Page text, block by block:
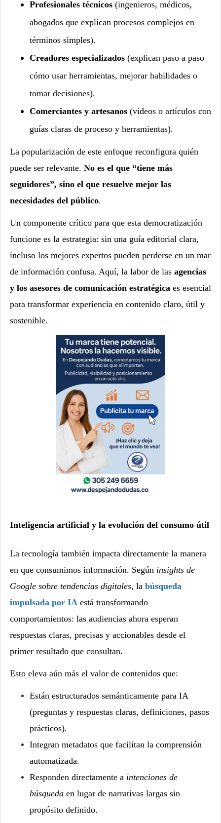
Profesionales técnicos (ingenieros, médicos,
abogados que explican procesos complejos en
términos simples).
Creadores especializados (explican paso a paso
cómo usar herramientas, mejorar habilidades o
tomar decisiones).
Comerciantes y artesanos (videos o artículos con
guías claras de proceso y herramientas).
La popularización de este enfoque reconfigura quién
puede ser relevante. No es el que “tiene más
seguidores”, sino el que resuelve mejor las
necesidades del público.
Un componente crítico para que esta democratización
funcione es la estrategia: sin una guía editorial clara,
incluso los mejores expertos pueden perderse en un mar
de información confusa. Aquí, la labor de las agencias
y los asesores de comunicación estratégica es esencial
para transformar experiencia en contenido claro, útil y
sostenible.
Inteligencia artificial y la evolución del consumo útil
La tecnología también impacta directamente la manera
en que consumimos información. Según insights de
Google sobre tendencias digitales, la búsqueda
impulsada por IA está transformando
comportamientos: las audiencias ahora esperan
respuestas claras, precisas y accionables desde el
primer resultado que consultan.
Esto eleva aún más el valor de contenidos que:
Están estructurados semánticamente para IA
(preguntas y respuestas claras, definiciones, pasos
prácticos).
Integran metadatos que facilitan la comprensión
automatizada.
Responden directamente a intenciones de
búsqueda en lugar de narrativas largas sin
propósito definido.